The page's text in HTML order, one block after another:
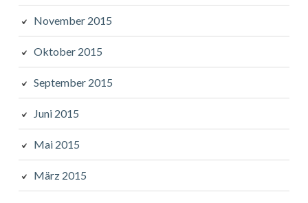
November 2015
Oktober 2015
September 2015
Juni 2015
Mai 2015
März 2015